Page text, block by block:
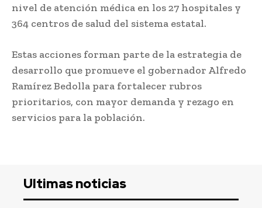
nivel de atención médica en los 27 hospitales y
364 centros de salud del sistema estatal.
Estas acciones forman parte de la estrategia de
desarrollo que promueve el gobernador Alfredo
Ramírez Bedolla para fortalecer rubros
prioritarios, con mayor demanda y rezago en
servicios para la población.
Ultimas noticias